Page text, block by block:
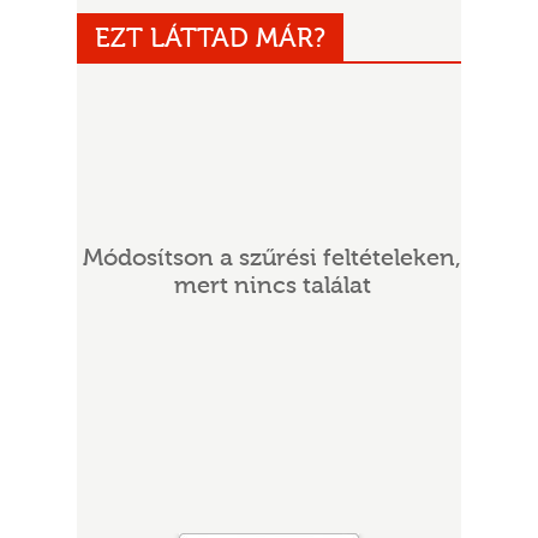
EZT LÁTTAD MÁR?
Módosítson a szűrési feltételeken,
mert nincs találat